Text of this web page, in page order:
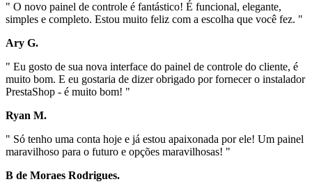
" O novo painel de controle é fantástico! É funcional, elegante,
simples e completo. Estou muito feliz com a escolha que você fez. "
Ary G.
" Eu gosto de sua nova interface do painel de controle do cliente, é
muito bom. E eu gostaria de dizer obrigado por fornecer o instalador
PrestaShop - é muito bom! "
Ryan M.
" Só tenho uma conta hoje e já estou apaixonada por ele! Um painel
maravilhoso para o futuro e opções maravilhosas! "
B de Moraes Rodrigues.